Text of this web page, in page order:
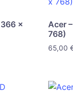
x
Acer
768)
65,00